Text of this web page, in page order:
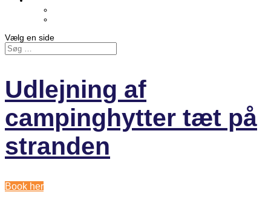
Vælg en side
Udlejning af
campinghytter tæt på
stranden
Book her